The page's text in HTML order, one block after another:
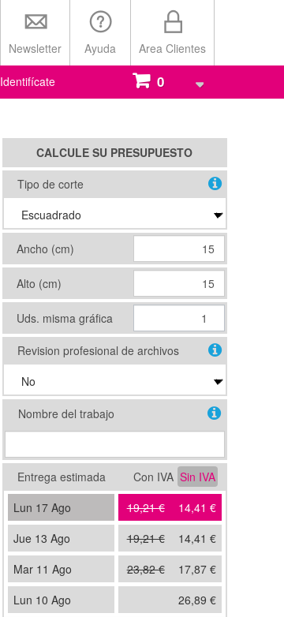
Newsletter Ayuda Area Clientes
Identifícate 0
CALCULE SU PRESUPUESTO
Tipo de corte
Ancho (cm)
Alto (cm)
Uds. misma gráfica
Revision profesional de archivos
Nombre del trabajo
Entrega estimada Con IVA Sin IVA
Lun 17 Ago
19,21 €
14,41 €
Jue 13 Ago
19,21 €
14,41 €
Mar 11 Ago
23,82 €
17,87 €
Lun 10 Ago
26,89 €